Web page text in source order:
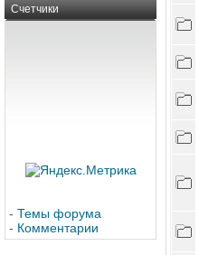
Счетчики
- Темы форума
- Комментарии